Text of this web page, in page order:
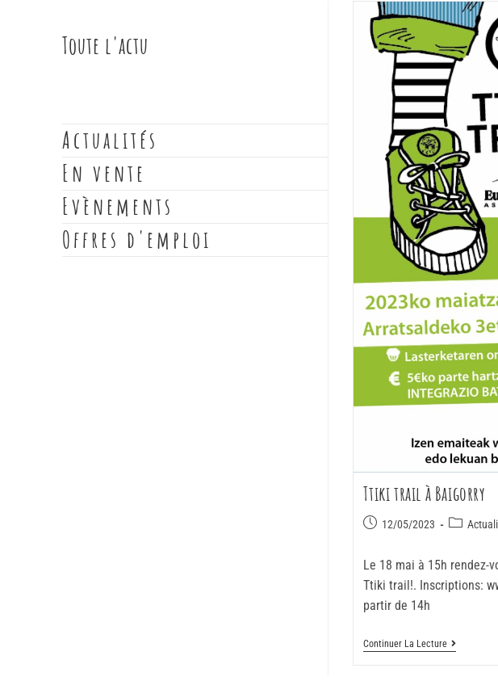
Toute l'actu
Actualités
En vente
Evènements
Offres d'emploi
Ttiki trail à Baigorry
12/05/2023
Le 18 mai à 15h rendez-
Ttiki trail!. Inscriptions:
partir de 14h
Continuer La Lecture